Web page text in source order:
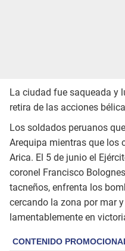
La ciudad fue saqueada y
retira de las acciones
Los soldados peruanos
Arequipa mientras que los
Arica. El 5 de junio el
coronel Francisco
tacneños, enfrenta los
cercando la zona por mar
lamentablemente en